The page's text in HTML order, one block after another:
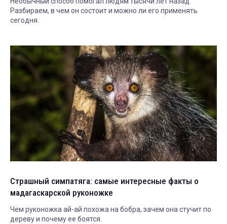
Разбираем, в чем он состоит и можно ли его применять
сегодня.
Страшный симпатяга: самые интересные факты о
мадагаскарской руконожке
Чем руконожка ай-ай похожа на бобра, зачем она стучит по
дереву и почему ее боятся.